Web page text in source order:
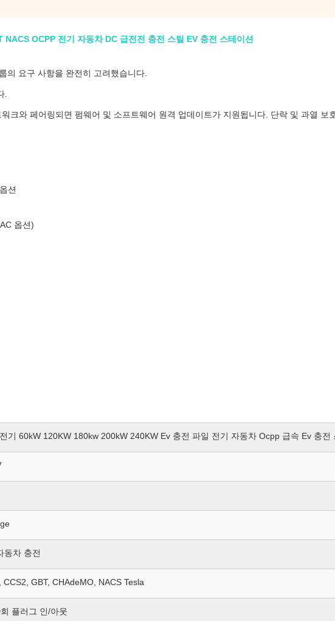
OCPP 전기 자동차 DC 급전전 충전 스틸 EV 충전 스테이션
의 요구 사항을 완전히 고려했습니다.
.
크와 페어링되면 펌웨어 및 소프트웨어 원격 업데이트가 지원됩니다. 단락 및 과열 보
션
옵션)
기 60kW 120KW 180kw 200kW 240KW Ev 충전 파일 전기 자동차 Ocpp 급속 Ev 충전
동차 충전
CCS2, GBT, CHAdeMO, NACS Tesla
플러그 인/아웃